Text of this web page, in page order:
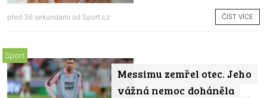
před 36 sekundami od Sport.cz ČÍST VÍCE
Messimu zemřel otec. Jeho
vážná nemoc doháněla
Sport